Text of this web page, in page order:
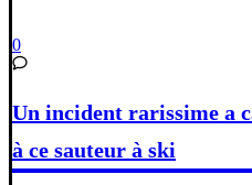
0
Un incident rarissime a
à ce sauteur à ski